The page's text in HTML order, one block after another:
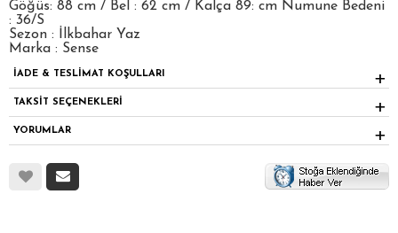
Göğüs: 88 cm / Bel : 62 cm / Kalça 89: cm Numune Bedeni
: 36/S
Sezon : İlkbahar Yaz
Marka : Sense
İADE & TESLİMAT KOŞULLARI
TAKSİT SEÇENEKLERİ
YORUMLAR